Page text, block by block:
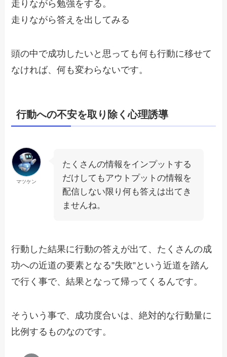
走りながら勉強をする。
走りながら答えを出してみる
頭の中で成功したいと思っても何も行動に移せて
なければ、何も変わらないです。
行動への不安を取り除く心理誘導
マツケン
たくさんの情報をインプットする
だけしてもアウトプットの情報を
配信しない限り何も答えは出てき
ませんね。
行動した結果に行動の答えが出て、たくさんの成
功への近道の要素となる”失敗”という近道を踏ん
で行く事で、結果となって帰ってくるんです。
そういう事で、成功度合いは、絶対的な行動量に
比例するものなのです。